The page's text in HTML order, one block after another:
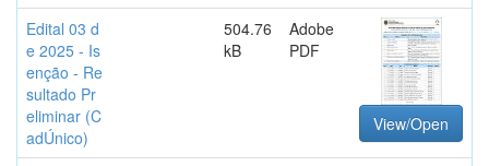
Edital 03 d
e 2025 - Is
enção - Re
sultado Pr
eliminar (C
adÚnico)
504.76
kB
Adobe
PDF
View/Open